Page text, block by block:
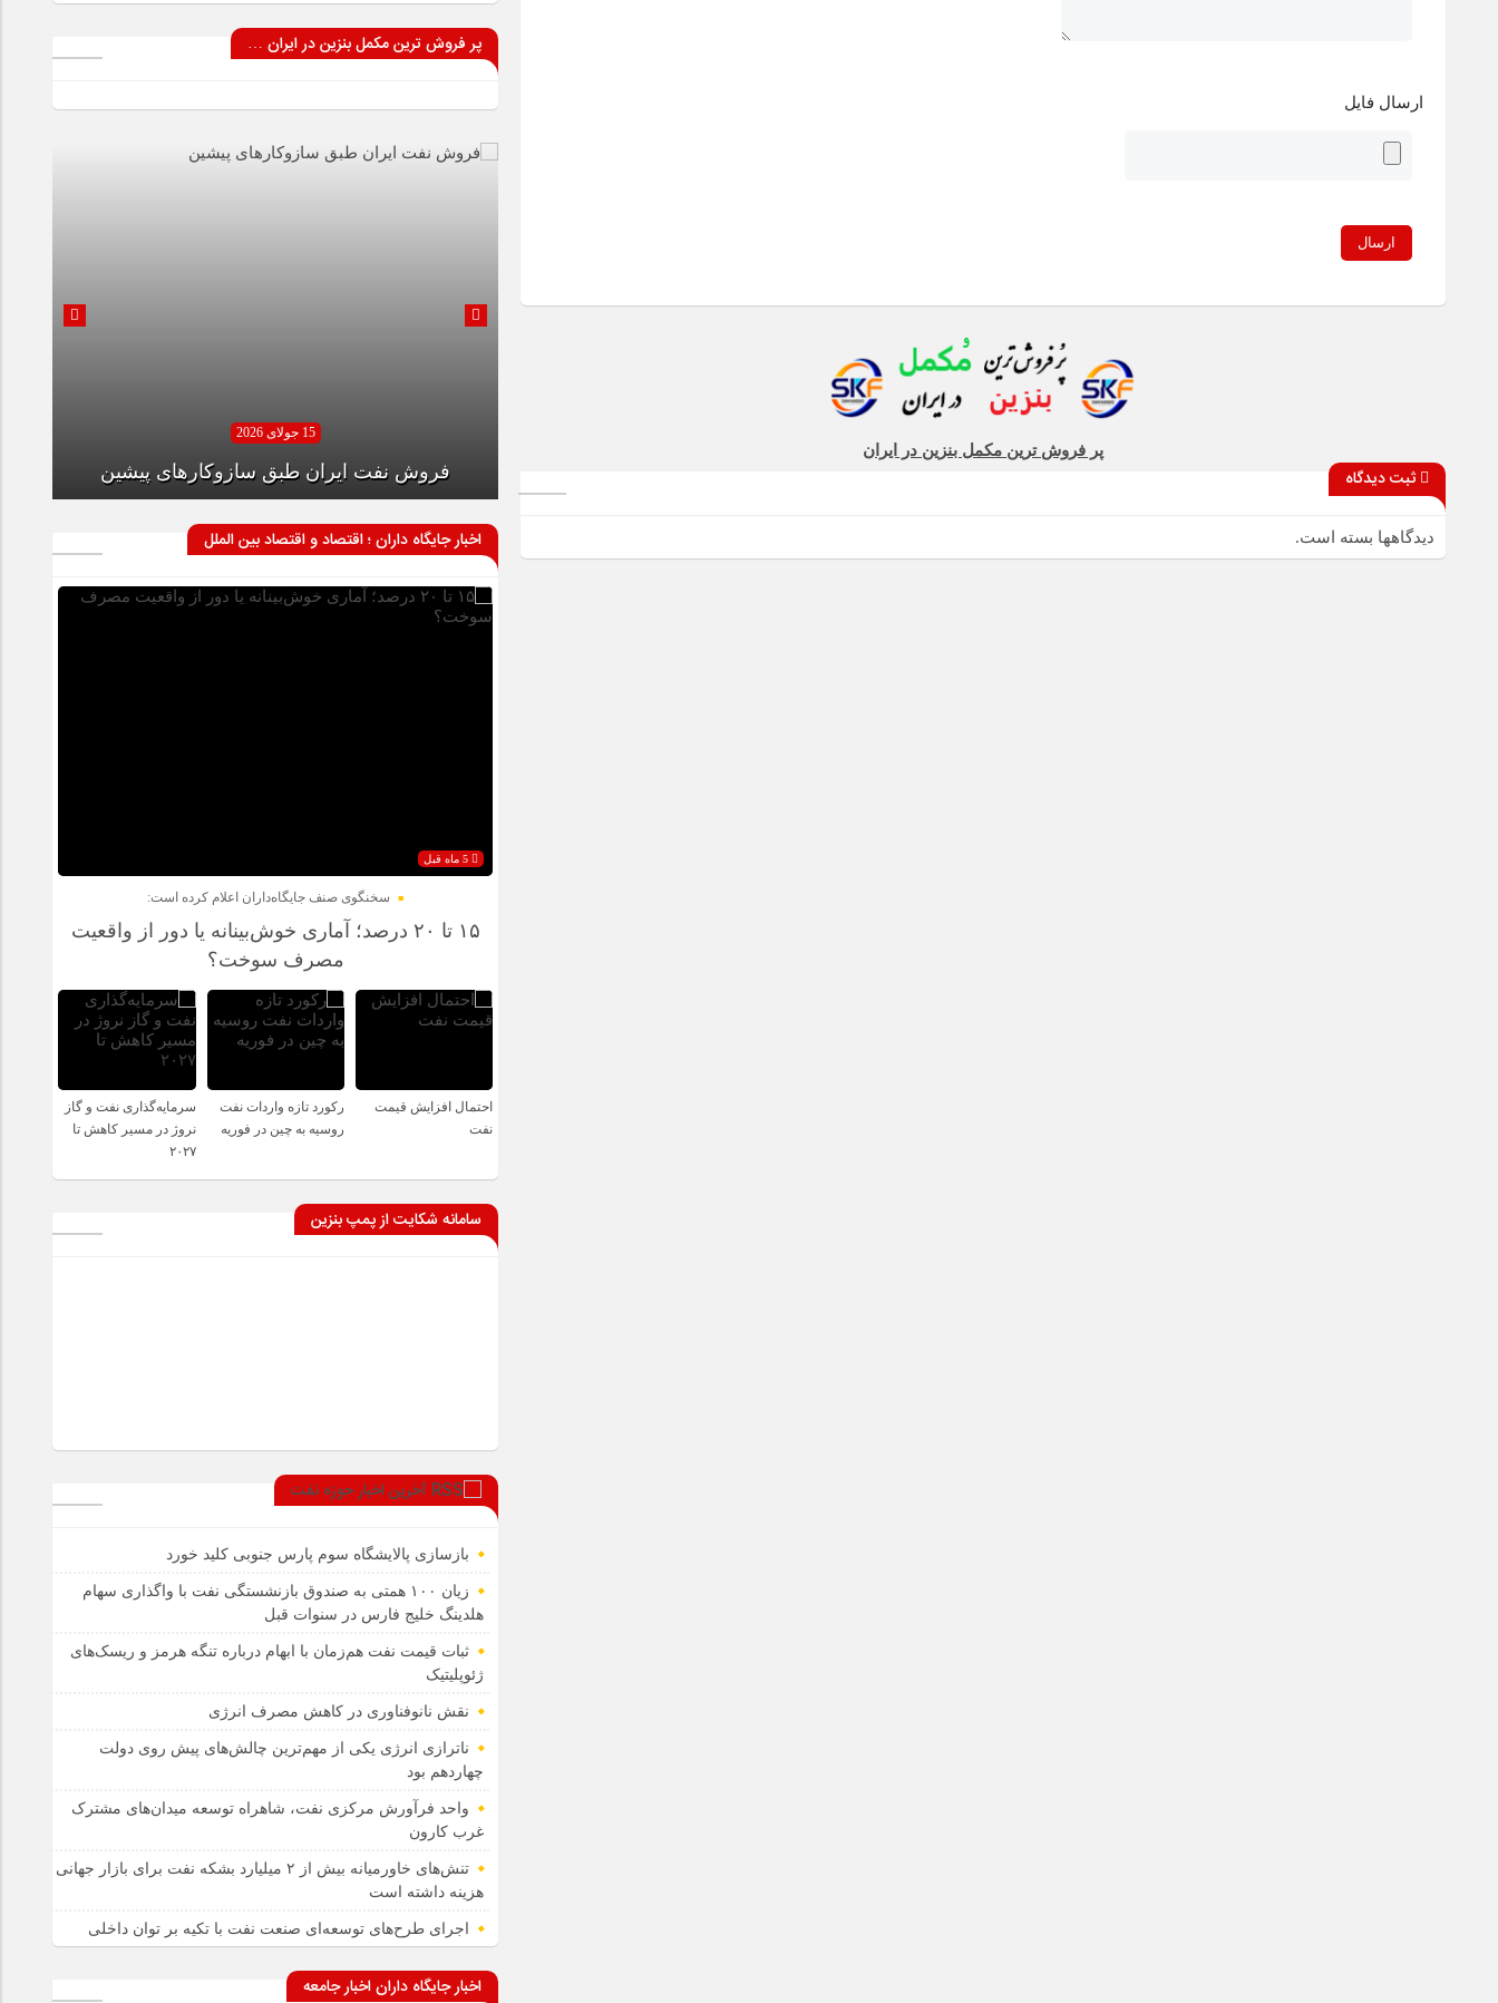
ارسال فایل
پر فروش ترین مکمل بنزین در ایران
ثبت دیدگاه
دیدگاهها بسته است.
پر فروش ترین مکمل بنزین در ایران …
تدوین سند راهبردی پالایش و پخش با محور توسعه
سرمایه انسانی
اخبار جایگاه داران ؛ اقتصاد و اقتصاد بین الملل
سخنگوی صنف جایگاه‌داران اعلام کرده است:
۱۵ تا ۲۰ درصد؛ آماری خوش‌بینانه یا دور از واقعیت
مصرف سوخت؟
احتمال افزایش قیمت
نفت
رکورد تازه واردات نفت
روسیه به چین در فوریه
سرمایه‌گذاری نفت و گاز
نروژ در مسیر کاهش تا
۲۰۲۷
سامانه شکایت از پمپ بنزین
آخرین اخبار حوزه نفت
بازسازی پالایشگاه سوم پارس جنوبی کلید خورد
زیان ۱۰۰ همتی به صندوق بازنشستگی نفت با واگذاری سهام
هلدینگ خلیج فارس در سنوات قبل
ثبات قیمت نفت هم‌زمان با ابهام درباره تنگه هرمز و ریسک‌های
ژئوپلیتیک
نقش نانوفناوری در کاهش مصرف انرژی
ناترازی انرژی یکی از مهم‌ترین چالش‌های پیش روی دولت
چهاردهم بود
واحد فرآورش مرکزی نفت، شاهراه توسعه میدان‌های مشترک
غرب کارون
تنش‌های خاورمیانه بیش از ۲ میلیارد بشکه نفت برای بازار جهانی
هزینه داشته است
اجرای طرح‌های توسعه‌ای صنعت نفت با تکیه بر توان داخلی
اخبار جایگاه داران اخبار جامعه